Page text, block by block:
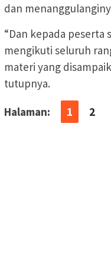
dan
“Dan kepada peserta
mengikuti seluruh
materi yang
tutupnya.
Halaman:
1 2